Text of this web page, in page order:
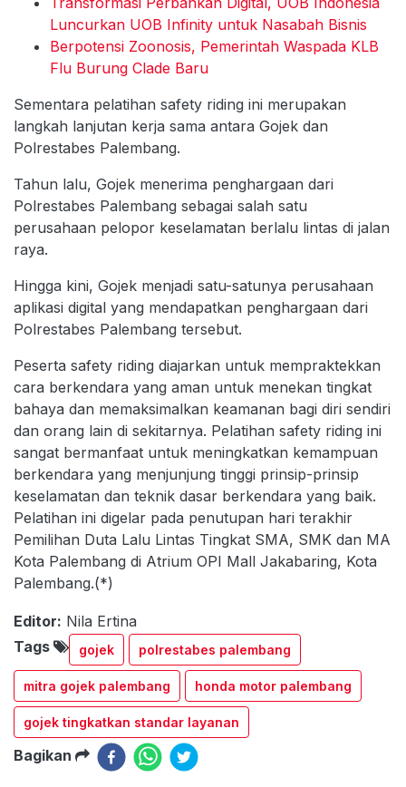
Luncurkan UOB Infinity untuk Nasabah Bisnis
Berpotensi Zoonosis, Pemerintah Waspada KLB
Flu Burung Clade Baru
Sementara pelatihan safety riding ini merupakan
langkah lanjutan kerja sama antara Gojek dan
Polrestabes Palembang.
Tahun lalu, Gojek menerima penghargaan dari
Polrestabes Palembang sebagai salah satu
perusahaan pelopor keselamatan berlalu lintas di jalan
raya.
Hingga kini, Gojek menjadi satu-satunya perusahaan
aplikasi digital yang mendapatkan penghargaan dari
Polrestabes Palembang tersebut.
Peserta safety riding diajarkan untuk mempraktekkan
cara berkendara yang aman untuk menekan tingkat
bahaya dan memaksimalkan keamanan bagi diri sendiri
dan orang lain di sekitarnya. Pelatihan safety riding ini
sangat bermanfaat untuk meningkatkan kemampuan
berkendara yang menjunjung tinggi prinsip-prinsip
keselamatan dan teknik dasar berkendara yang baik.
Pelatihan ini digelar pada penutupan hari terakhir
Pemilihan Duta Lalu Lintas Tingkat SMA, SMK dan MA
Kota Palembang di Atrium OPI Mall Jakabaring, Kota
Palembang.(*)
Editor: Nila Ertina
Tags
gojek polrestabes palembang
mitra gojek palembang honda motor palembang
gojek tingkatkan standar layanan
Bagikan